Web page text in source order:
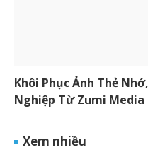
Khôi Phục Ảnh Thẻ
Nghiệp Từ Zumi Media
Xem nhiều